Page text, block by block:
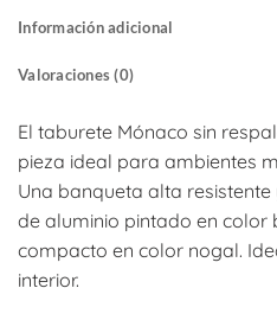
Información adicional
Valoraciones (0)
El taburete Mónaco sin
pieza ideal para ambientes
Una banqueta alta
de aluminio pintado en color
compacto en color nogal.
interior.